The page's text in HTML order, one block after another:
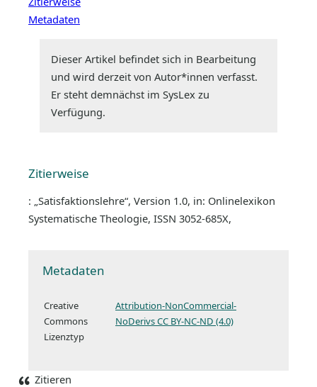
Metadaten
Dieser Artikel befindet sich in Bearbeitung
und wird derzeit von Autor*innen verfasst.
Er steht demnächst im SysLex zu
Verfügung.
Zitierweise
: „Satisfaktionslehre“, Version 1.0, in: Onlinelexikon
Systematische Theologie, ISSN 3052-685X,
Metadaten
Creative
Commons
Lizenztyp
Attribution-NonCommercial-
NoDerivs CC BY-NC-ND (4.0)
Zitieren